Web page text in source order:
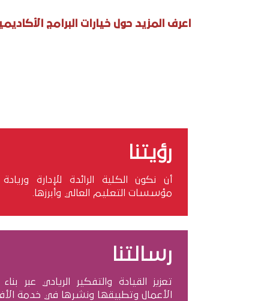
اعرف المزيد حول خيارات البرامج
رؤيتنا
أن نكون الكلية الرائدة للإدارة
مؤسسات التعليم العالي وأبرزها.
رسالتنا
تعزيز القيادة والتفكير الريادي عبر
الأعمال وتطبيقها ونشرها في خدمة